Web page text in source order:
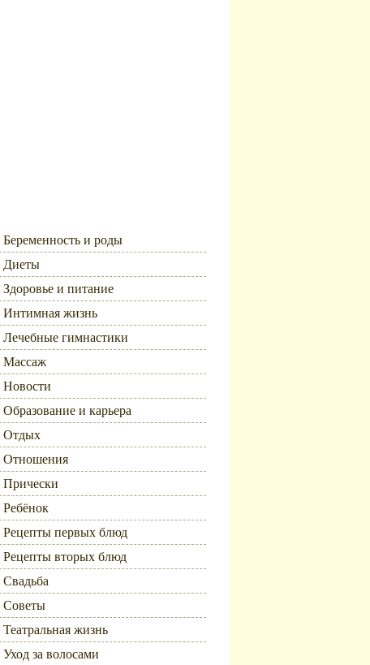
Беременность и роды
Диеты
Здоровье и питание
Интимная жизнь
Лечебные гимнастики
Массаж
Новости
Образование и карьера
Отдых
Отношения
Прически
Ребёнок
Рецепты первых блюд
Рецепты вторых блюд
Свадьба
Советы
Театральная жизнь
Уход за волосами